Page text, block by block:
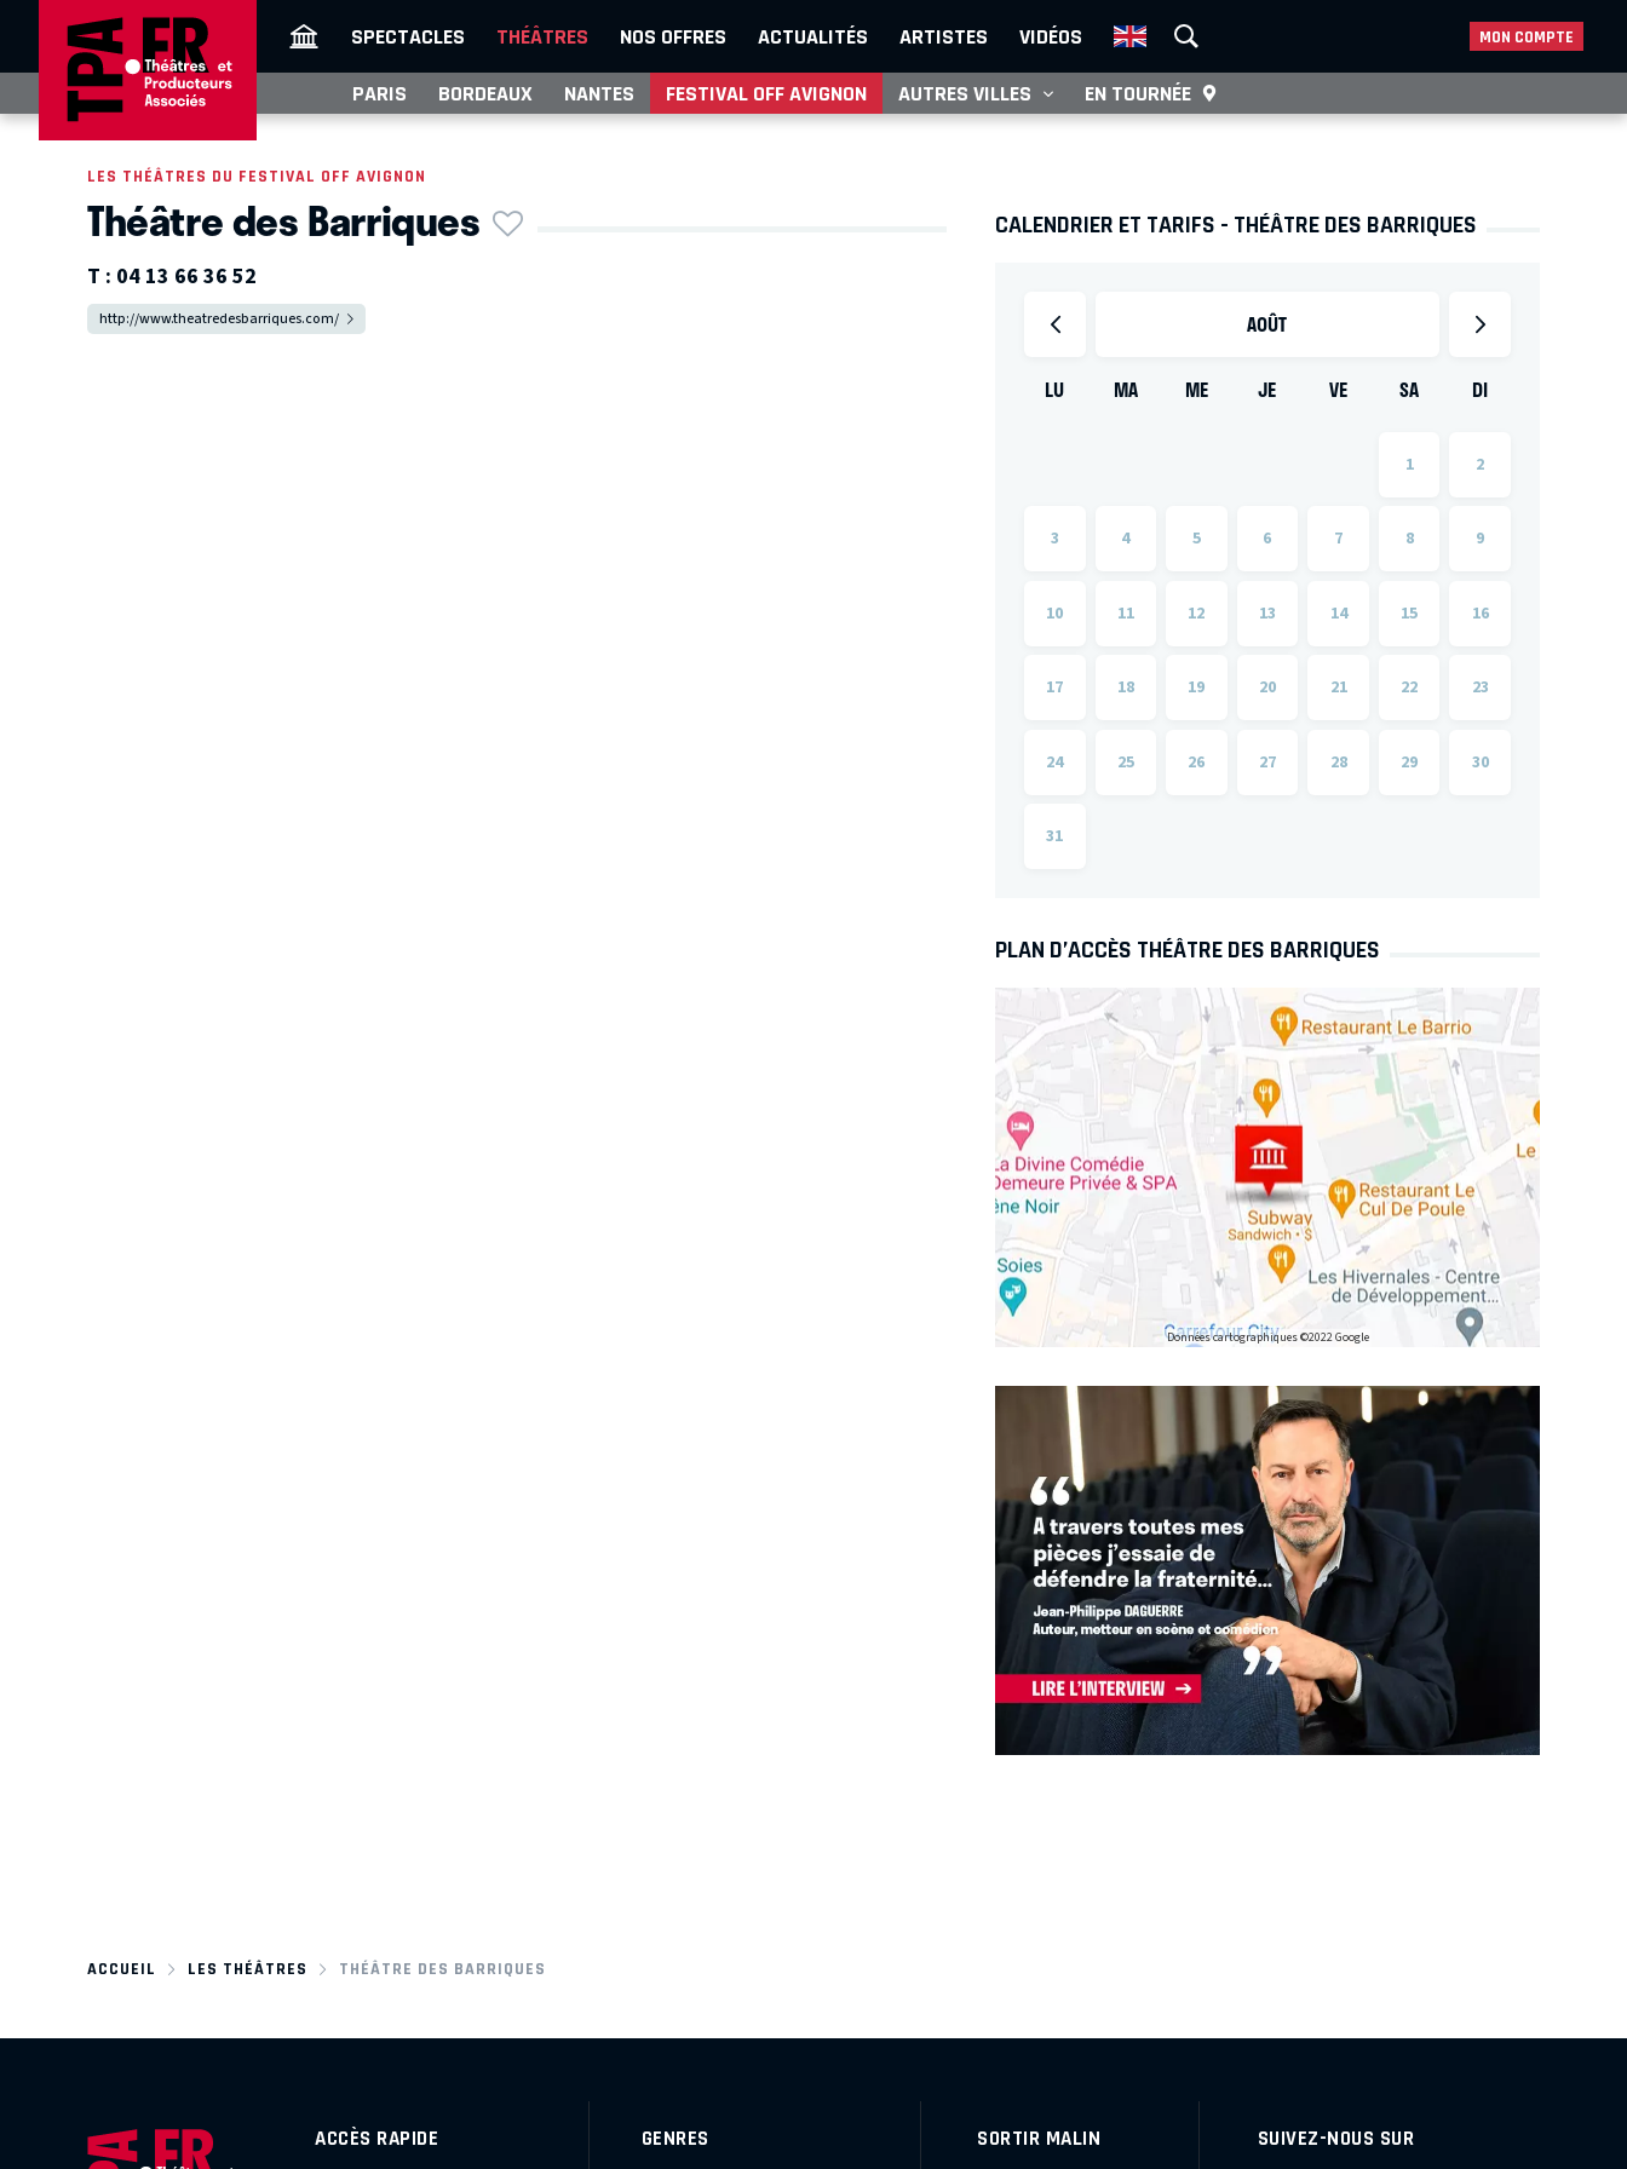
SPECTACLES THÉÂTRES NOS OFFRES ACTUALITÉS ARTISTES VIDÉOS MON COMPTE
PARIS BORDEAUX NANTES FESTIVAL OFF AVIGNON AUTRES VILLES EN TOURNÉE
LES THÉÂTRES DU FESTIVAL OFF AVIGNON
Théâtre des Barriques
T : 04 13 66 36 52
http://www.theatredesbarriques.com/
CALENDRIER ET TARIFS - THÉÂTRE DES BARRIQUES
AOÛT
LU MA ME JE VE SA DI
1 2
3 4 5 6 7 8 9
10 11 12 13 14 15 16
17 18 19 20 21 22 23
24 25 26 27 28 29 30
31
PLAN D’ACCÈS THÉÂTRE DES BARRIQUES
Données cartographiques ©2022 Google
ACCUEIL LES THÉÂTRES THÉÂTRE DES BARRIQUES
ACCÈS RAPIDE GENRES SORTIR MALIN SUIVEZ-NOUS SUR